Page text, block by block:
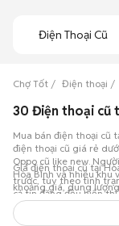
Điện Thoại Cũ
Chợ Tốt Điện thoại
Mua bán điện thoại cũ
điện thoại cũ giá rẻ
Oppo cũ like new.
Hòa Bình và nhiều khu
khoảng giá, dung
Giá điện thoại cũ tại
trước, tùy theo tình
cả tin đăng đều hiển
theo khu vực, mức giá,
mua bán điện thoại cũ